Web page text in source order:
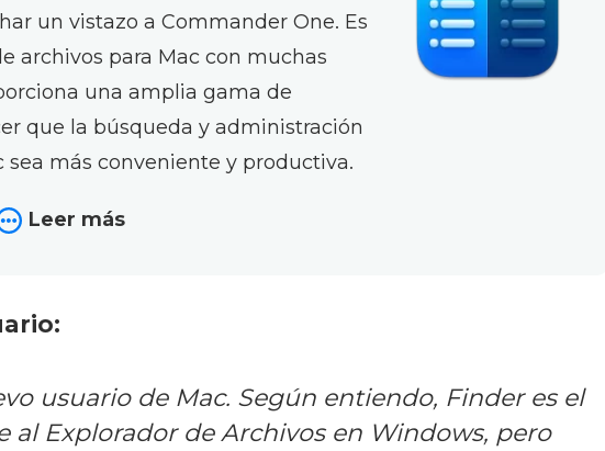
un vistazo a Commander One. Es
archivos para Mac con muchas
una amplia gama de
que la búsqueda y administración
sea más conveniente y productiva.
Leer más
usuario de Mac. Según entiendo, Finder es el
al Explorador de Archivos en Windows, pero